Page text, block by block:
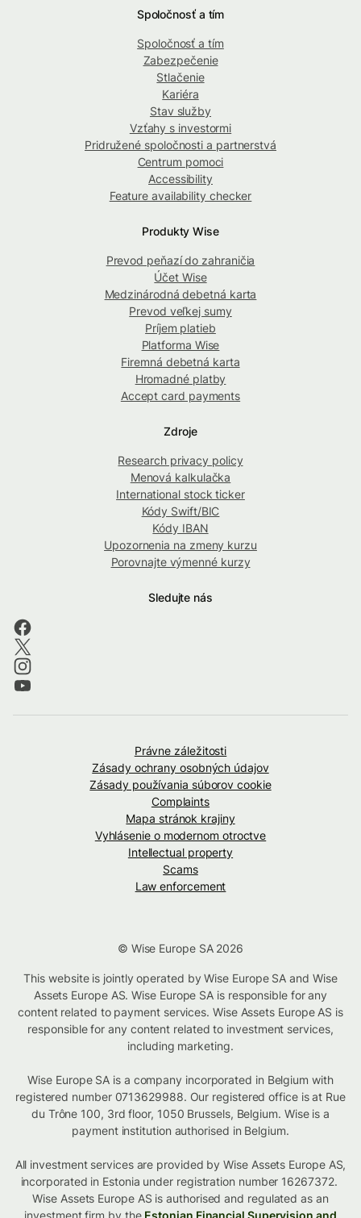
Spoločnosť a tím
Spoločnosť a tím
Zabezpečenie
Stlačenie
Kariéra
Stav služby
Vzťahy s investormi
Pridružené spoločnosti a partnerstvá
Centrum pomoci
Accessibility
Feature availability checker
Produkty Wise
Prevod peňazí do zahraničia
Účet Wise
Medzinárodná debetná karta
Prevod veľkej sumy
Príjem platieb
Platforma Wise
Firemná debetná karta
Hromadné platby
Accept card payments
Zdroje
Research privacy policy
Menová kalkulačka
International stock ticker
Kódy Swift/BIC
Kódy IBAN
Upozornenia na zmeny kurzu
Porovnajte výmenné kurzy
Sledujte nás
Právne záležitosti
Zásady ochrany osobných údajov
Zásady používania súborov cookie
Complaints
Mapa stránok krajiny
Vyhlásenie o modernom otroctve
Intellectual property
Scams
Law enforcement
© Wise Europe SA 2026
This website is jointly operated by Wise Europe SA and Wise
Assets Europe AS. Wise Europe SA is responsible for any
content related to payment services. Wise Assets Europe AS is
responsible for any content related to investment services,
including marketing.
Wise Europe SA is a company incorporated in Belgium with
registered number 0713629988. Our registered office is at Rue
du Trône 100, 3rd floor, 1050 Brussels, Belgium. Wise is a
payment institution authorised in Belgium.
All investment services are provided by Wise Assets Europe AS,
incorporated in Estonia under registration number 16267372.
Wise Assets Europe AS is authorised and regulated as an
investment firm by the Estonian Financial Supervision and